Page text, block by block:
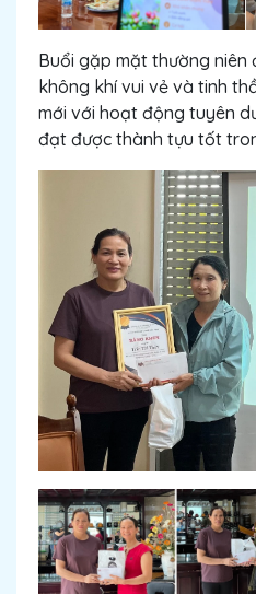
Buổi gặp mặt thường niên
không khí vui vẻ và tinh
mới với hoạt động tuyên
đạt được thành tựu tốt